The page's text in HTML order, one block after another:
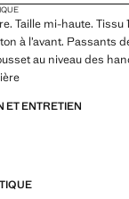
Taille mi-haute. Tissu
à l’avant. Passants
au niveau des
ET ENTRETIEN